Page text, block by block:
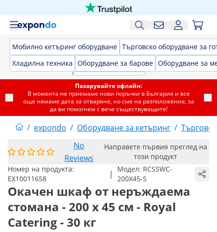
Мобилно кетъринг оборудване Търговско оборудване за
Хладилна техника Оборудване за барове Оборудване за
Пазарувайте офлайн:
В момента не приемаме нови поръчки в България и все
още нямаме дата за отваряне, но сме на разположение, за
да ви помогнем с вече съществуващите!
/ expondo / Оборудване за кетъринг /
No
Reviews
Направете първия преглед на
този продукт
Номер на продукта:
EX10011658
| Модел: RCSSWC-
200X45-S
Окачен шкаф от неръждаема
стомана - 200 x 45 см - Royal
Catering - 30 кг